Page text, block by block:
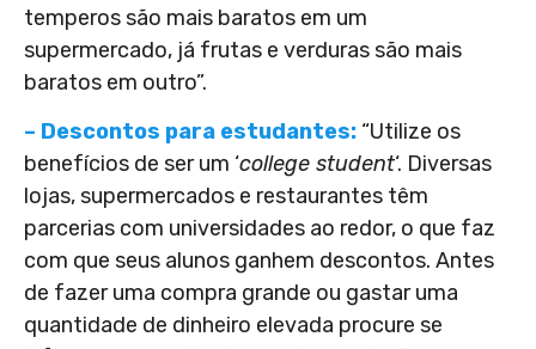
temperos são mais baratos em um
supermercado, já frutas e verduras são mais
baratos em outro”.
– Descontos para estudantes: “Utilize os
benefícios de ser um ‘college student‘. Diversas
lojas, supermercados e restaurantes têm
parcerias com universidades ao redor, o que faz
com que seus alunos ganhem descontos. Antes
de fazer uma compra grande ou gastar uma
quantidade de dinheiro elevada procure se